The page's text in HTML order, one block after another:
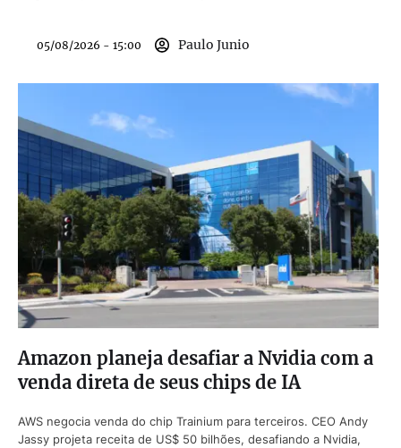
05/08/2026 - 15:00 Paulo Junio
Amazon planeja desafiar a Nvidia com a
venda direta de seus chips de IA
AWS negocia venda do chip Trainium para terceiros. CEO Andy
Jassy projeta receita de US$ 50 bilhões, desafiando a Nvidia,